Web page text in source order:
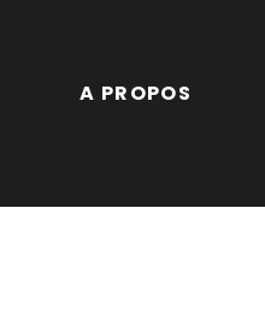
A PROPOS